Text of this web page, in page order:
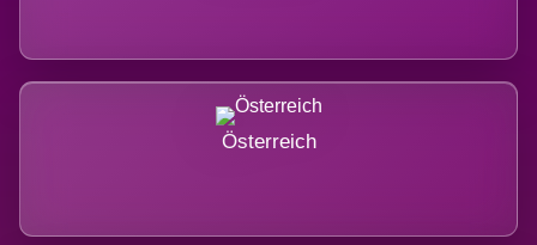
Österreich